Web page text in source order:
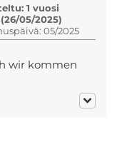
1 vuosi
05/2025)
05/2025
wir kommen